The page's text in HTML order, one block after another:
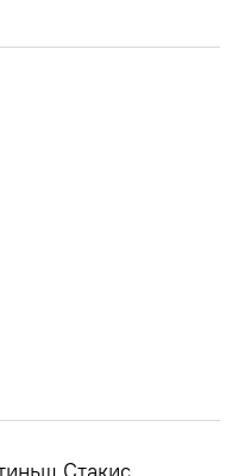
Стакис